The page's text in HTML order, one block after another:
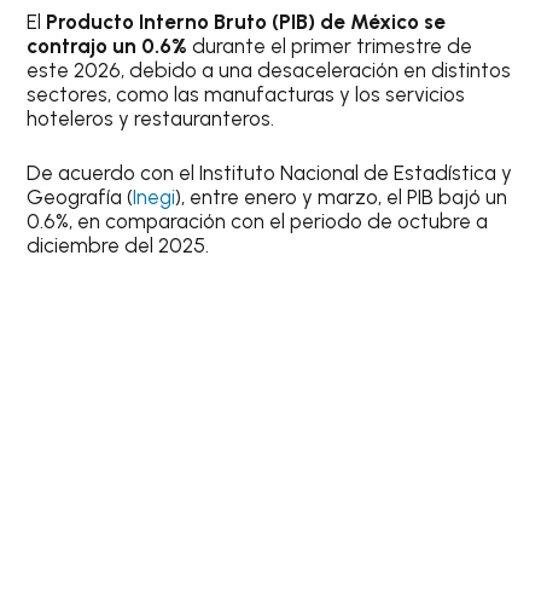
El Producto Interno Bruto (PIB) de México se
contrajo un 0.6% durante el primer trimestre de
este 2026, debido a una desaceleración en distintos
sectores, como las manufacturas y los servicios
hoteleros y restauranteros.
De acuerdo con el Instituto Nacional de Estadística y
Geografía (Inegi), entre enero y marzo, el PIB bajó un
0.6%, en comparación con el periodo de octubre a
diciembre del 2025.